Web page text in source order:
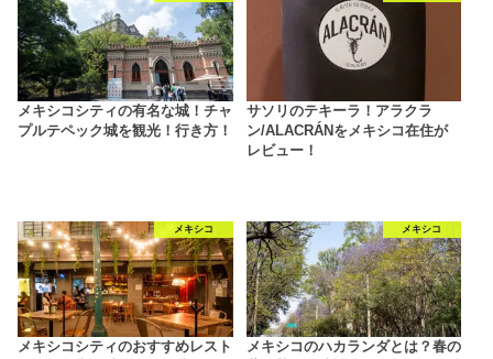
メキシコシティの有名な城！チャ
プルテペック城を観光！行き方！
サソリのテキーラ！アラクラ
ン/ALACRÁNをメキシコ在住が
レビュー！
メキシコ
メキシコシティのおすすめレスト
メキシコ
メキシコのハカランダとは？春の